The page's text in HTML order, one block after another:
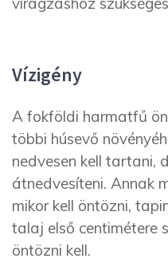
Vízigény
A fokföldi harmatfű
többi húsevő
nedvesen kell tartani,
átnedvesíteni. Annak
mikor kell öntözni,
talaj első centimétere
öntözni kell.